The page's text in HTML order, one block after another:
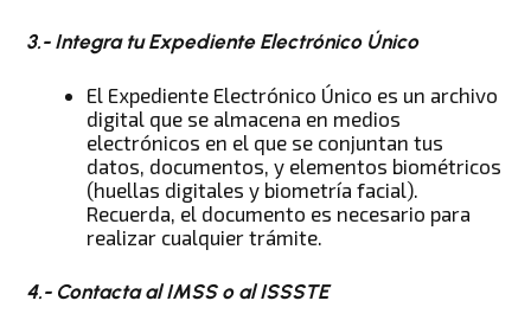
3.- Integra tu Expediente Electrónico Único
El Expediente Electrónico Único es un archivo
digital que se almacena en medios
electrónicos en el que se conjuntan tus
datos, documentos, y elementos biométricos
(huellas digitales y biometría facial).
Recuerda, el documento es necesario para
realizar cualquier trámite.
4.- Contacta al IMSS o al ISSSTE